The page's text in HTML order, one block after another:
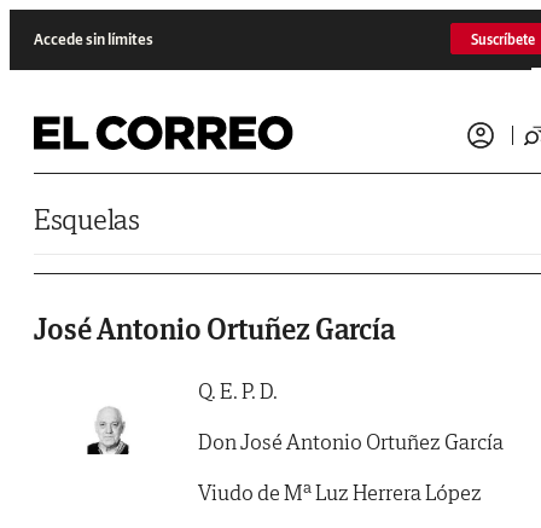
Accede sin límites Suscríbete
Esquelas
José Antonio Ortuñez García
Q. E. P. D.
Don José Antonio Ortuñez García
Viudo de Mª Luz Herrera López